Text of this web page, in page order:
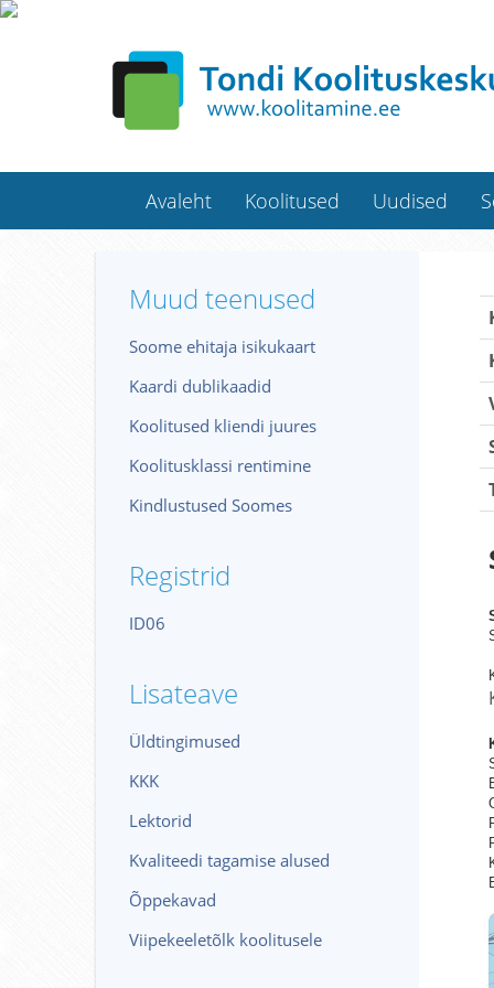
Avaleht Koolitused Uudised
Muud teenused
Soome ehitaja isikukaart
Kaardi dublikaadid
Koolitused kliendi juures
Koolitusklassi rentimine
Kindlustused Soomes
Registrid
ID06
Lisateave
Üldtingimused
KKK
Lektorid
Kvaliteedi tagamise alused
Õppekavad
Viipekeeletõlk koolitusele